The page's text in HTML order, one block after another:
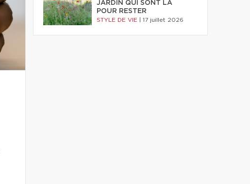
JARDIN QUI SONT LÀ
POUR RESTER
STYLE DE VIE 17 juillet 2026